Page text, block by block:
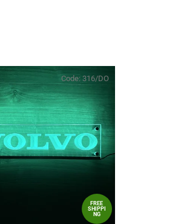
FREE
SHIPPI
NG
Code: 316/DO